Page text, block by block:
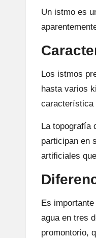
Un istmo es
Los istmos
hasta varios
característica
La topografía
participan en
artificiales
Es
agua en tres
promontorio,